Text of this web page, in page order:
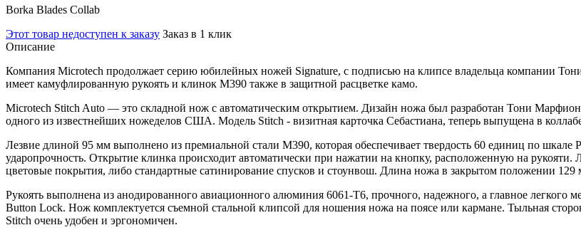
Borka Blades Collab
Этот товар недоступен к заказу Заказ в 1 клик
Описание
Компания Microtech продолжает серию юбилейных ножей Signature, с подписью на клипсе владельца компании
имеет камуфлированную рукоять и клинок M390 также в защитной расцветке камо.
Microtech Stitch Auto — это складной нож с автоматическим открытием. Дизайн ножа был разработан Тони
одного из известнейших ножеделов США. Модель Stitch - визитная карточка Себастиана, теперь выпущена в
Лезвие длиной 95 мм выполнено из премиальной стали M390, которая обеспечивает твердость 60 единиц по
ударопрочность. Открытие клинка происходит автоматически при нажатии на кнопку, расположенную на
цветовые покрытия, либо стандартные сатинирование спусков и стоунвош. Длина ножа в закрытом положении
Рукоять выполнена из анодированного авиационного алюминия 6061-T6, прочного, надежного, а главное легкого
Button Lock. Нож комплектуется съемной стальной клипсой для ношения ножа на поясе или кармане. Тыльная
Stitch очень удобен и эргономичен.